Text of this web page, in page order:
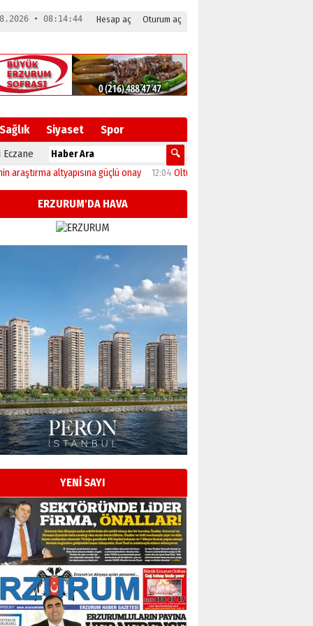
Hesap aç Oturum aç
• 08:14:44
Sağlık Siyaset Spor
altyapısına güçlü onay 12:04 Oltu’da festival coşkusu konserle zirveye
ERZURUM'DA HAVA
YENİ SAYI
Esat BİNDESEN
Başkan Sekmen’den Erzurum’a
bir vizyon proje daha!
02 Ağustos 2026 Pazar
Kadir SABUNCUOĞLU
29 Haziran 2026 Pazartesi
Kenan GÜLERCİ
Murat Şahsuvaroğlu ERKON’da
çıtayı yukarı taşırken,
yönetimdekiler aşağı
çekmemeli!
17 Şubat 2026 SalıOrhan BOZKURT
Bir fotoğraf, bir şehir, bir
gazeteci… Dizginler kimin
elinde?